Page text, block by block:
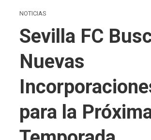
NOTICIAS
Sevilla FC
Nuevas
para la